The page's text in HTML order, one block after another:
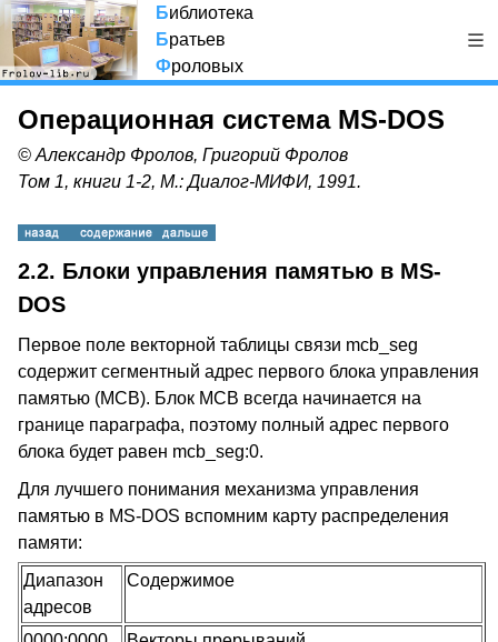
Библиотека
Братьев
Фроловых
Операционная система MS-DOS
© Александр Фролов, Григорий Фролов
Том 1, книги 1-2, М.: Диалог-МИФИ, 1991.
2.2. Блоки управления памятью в MS-
DOS
Первое поле векторной таблицы связи mcb_seg
содержит сегментный адрес первого блока управления
памятью (MCB). Блок MCB всегда начинается на
границе параграфа, поэтому полный адрес первого
блока будет равен mcb_seg:0.
Для лучшего понимания механизма управления
памятью в MS-DOS вспомним карту распределения
памяти:
Диапазон
адресов
Содержимое